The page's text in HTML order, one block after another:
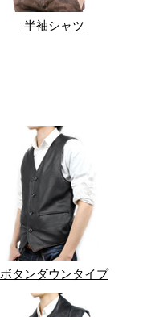
半袖シャツ
ボタンダウンタイプ